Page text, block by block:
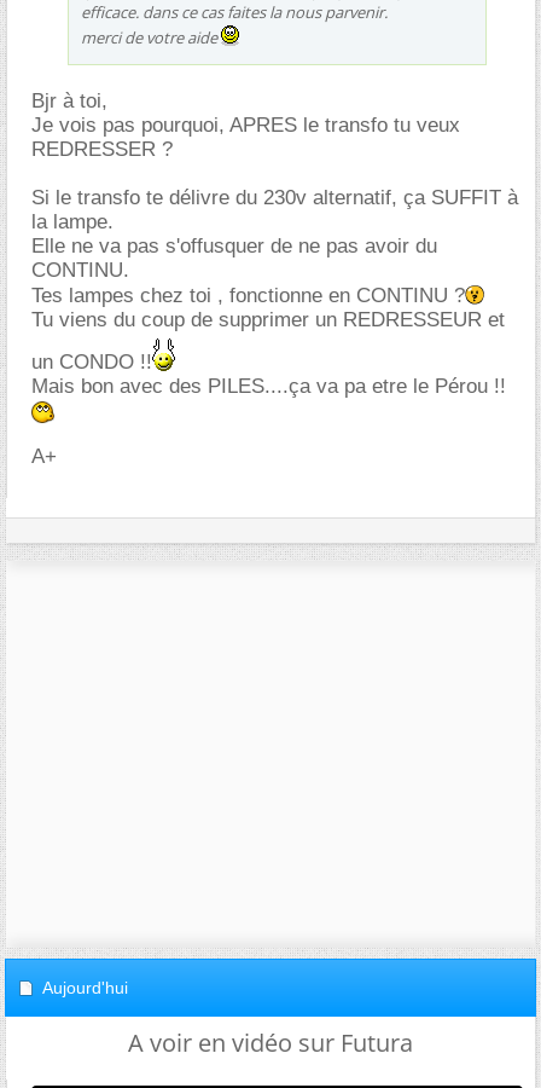
efficace. dans ce cas faites la nous parvenir.
merci de votre aide
Bjr à toi,
Je vois pas pourquoi, APRES le transfo tu veux
REDRESSER ?
Si le transfo te délivre du 230v alternatif, ça SUFFIT à
la lampe.
Elle ne va pas s'offusquer de ne pas avoir du
CONTINU.
Tes lampes chez toi , fonctionne en CONTINU ?
Tu viens du coup de supprimer un REDRESSEUR et
un CONDO !!
Mais bon avec des PILES....ça va pa etre le Pérou !!
A+
Aujourd'hui
A voir en vidéo sur Futura